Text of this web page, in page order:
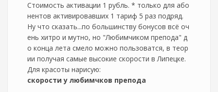
Стоимость активации 1 рубль. * только для або
нентов активировавших 1 тариф 5 раз подряд.
Ну что сказать...по большинству бонусов всё оч
ень хитро и мутно, но "Любимчиком препода" д
о конца лета смело можно пользоватся, в теор
ии получая самые высокие скорости в Липецке.
Для красоты нарисую:
скорости у любимчков препода